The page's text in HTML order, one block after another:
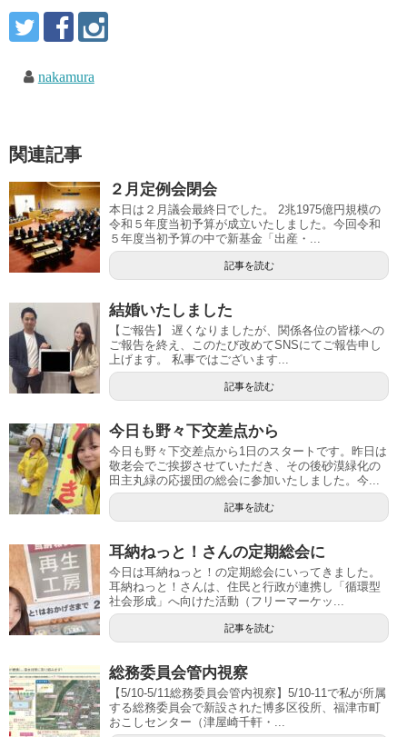
nakamura
関連記事
２月定例会閉会
本日は２月議会最終日でした。 2兆1975億円規模の
令和５年度当初予算が成立いたしました。今回令和
５年度当初予算の中で新基金「出産・...
記事を読む
結婚いたしました
【ご報告】 遅くなりましたが、関係各位の皆様への
ご報告を終え、このたび改めてSNSにてご報告申し
上げます。 私事ではございます...
記事を読む
今日も野々下交差点から
今日も野々下交差点から1日のスタートです。昨日は
敬老会でご挨拶させていただき、その後砂漠緑化の
田主丸緑の応援団の総会に参加いたしました。今...
記事を読む
耳納ねっと！さんの定期総会に
今日は耳納ねっと！の定期総会にいってきました。
耳納ねっと！さんは、住民と行政が連携し「循環型
社会形成」へ向けた活動（フリーマーケッ...
記事を読む
総務委員会管内視察
【5/10-5/11総務委員会管内視察】5/10-11で私が所属
する総務委員会で新設された博多区役所、福津市町
おこしセンター（津屋崎千軒・...